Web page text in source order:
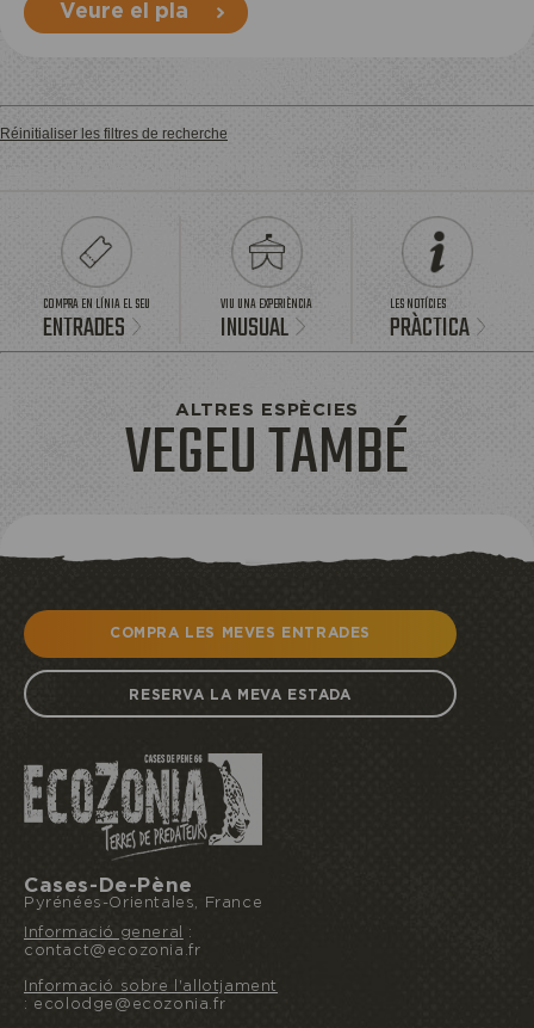
Veure el pla
Réinitialiser les filtres de recherche
COMPRA EN LÍNIA EL SEU
ENTRADES
VIU UNA EXPERIÈNCIA
INUSUAL
LES NOTÍCIES
PRÀCTICA
ALTRES ESPÈCIES
VEGEU TAMBÉ
COMPRA LES MEVES ENTRADES
RESERVA LA MEVA ESTADA
Cases-De-Pène
Pyrénées-Orientales, France
Informació general
:
contact@ecozonia.fr
Informació sobre l'allotjament
: ecolodge@ecozonia.fr